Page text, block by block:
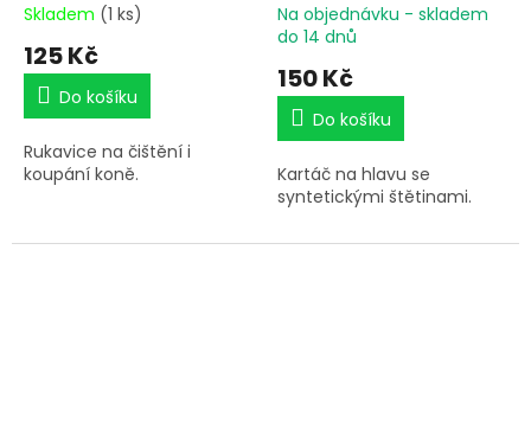
Skladem (1 ks)
125 Kč
Do košíku
Rukavice na čištění i
koupání koně.
Na objednávku - skladem
do 14 dnů
150 Kč
Do košíku
Kartáč na hlavu se
syntetickými štětinami.